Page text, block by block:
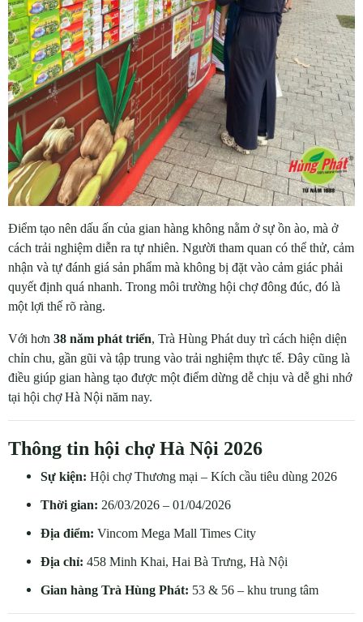
Điểm tạo nên dấu ấn của gian hàng không nằm ở sự ồn ào, mà ở
cách trải nghiệm diễn ra tự nhiên. Người tham quan có thể thử, cảm
nhận và tự đánh giá sản phẩm mà không bị đặt vào cảm giác phải
quyết định quá nhanh. Trong môi trường hội chợ đông đúc, đó là
một lợi thế rõ ràng.
Với hơn 38 năm phát triển, Trà Hùng Phát duy trì cách hiện diện
chỉn chu, gần gũi và tập trung vào trải nghiệm thực tế. Đây cũng là
điều giúp gian hàng tạo được một điểm dừng dễ chịu và dễ ghi nhớ
tại hội chợ Hà Nội năm nay.
Thông tin hội chợ Hà Nội 2026
Sự kiện: Hội chợ Thương mại – Kích cầu tiêu dùng 2026
Thời gian: 26/03/2026 – 01/04/2026
Địa điểm: Vincom Mega Mall Times City
Địa chỉ: 458 Minh Khai, Hai Bà Trưng, Hà Nội
Gian hàng Trà Hùng Phát: 53 & 56 – khu trung tâm